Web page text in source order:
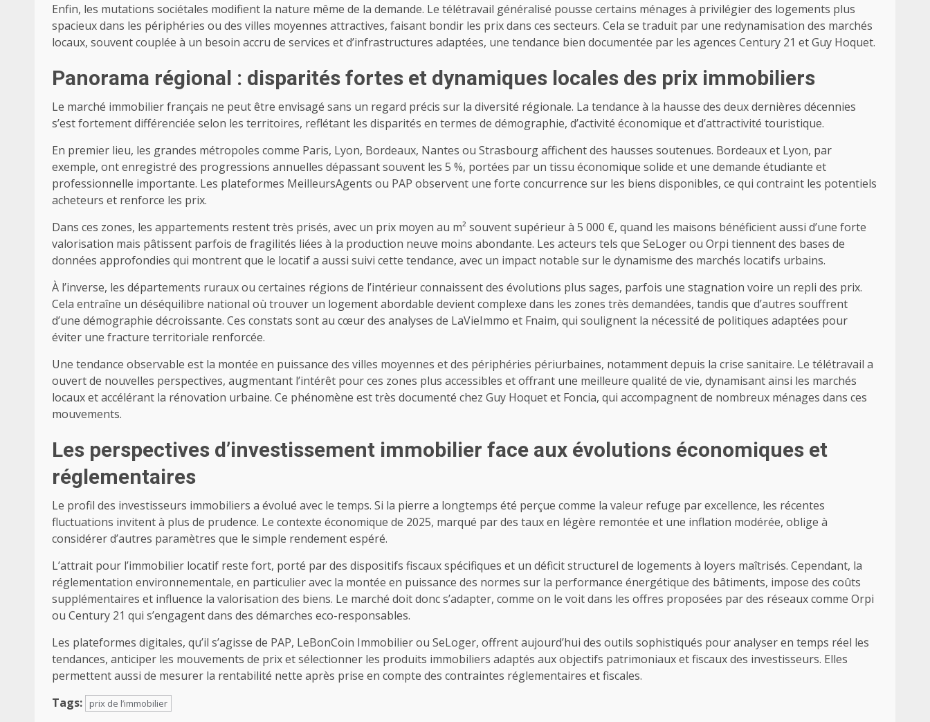
Enfin, les mutations sociétales modifient la nature même de la demande. Le télétravail généralisé pousse certains ménages à privilégier des logements plus
spacieux dans les périphéries ou des villes moyennes attractives, faisant bondir les prix dans ces secteurs. Cela se traduit par une redynamisation des marchés
locaux, souvent couplée à un besoin accru de services et d’infrastructures adaptées, une tendance bien documentée par les agences Century 21 et Guy Hoquet.
Panorama régional : disparités fortes et dynamiques locales des prix immobiliers
Le marché immobilier français ne peut être envisagé sans un regard précis sur la diversité régionale. La tendance à la hausse des deux dernières décennies
s’est fortement différenciée selon les territoires, reflétant les disparités en termes de démographie, d’activité économique et d’attractivité touristique.
En premier lieu, les grandes métropoles comme Paris, Lyon, Bordeaux, Nantes ou Strasbourg affichent des hausses soutenues. Bordeaux et Lyon, par
exemple, ont enregistré des progressions annuelles dépassant souvent les 5 %, portées par un tissu économique solide et une demande étudiante et
professionnelle importante. Les plateformes MeilleursAgents ou PAP observent une forte concurrence sur les biens disponibles, ce qui contraint les potentiels
acheteurs et renforce les prix.
Dans ces zones, les appartements restent très prisés, avec un prix moyen au m² souvent supérieur à 5 000 €, quand les maisons bénéficient aussi d’une forte
valorisation mais pâtissent parfois de fragilités liées à la production neuve moins abondante. Les acteurs tels que SeLoger ou Orpi tiennent des bases de
données approfondies qui montrent que le locatif a aussi suivi cette tendance, avec un impact notable sur le dynamisme des marchés locatifs urbains.
À l’inverse, les départements ruraux ou certaines régions de l’intérieur connaissent des évolutions plus sages, parfois une stagnation voire un repli des prix.
Cela entraîne un déséquilibre national où trouver un logement abordable devient complexe dans les zones très demandées, tandis que d’autres souffrent
d’une démographie décroissante. Ces constats sont au cœur des analyses de LaVieImmo et Fnaim, qui soulignent la nécessité de politiques adaptées pour
éviter une fracture territoriale renforcée.
Une tendance observable est la montée en puissance des villes moyennes et des périphéries périurbaines, notamment depuis la crise sanitaire. Le télétravail a
ouvert de nouvelles perspectives, augmentant l’intérêt pour ces zones plus accessibles et offrant une meilleure qualité de vie, dynamisant ainsi les marchés
locaux et accélérant la rénovation urbaine. Ce phénomène est très documenté chez Guy Hoquet et Foncia, qui accompagnent de nombreux ménages dans ces
mouvements.
Les perspectives d’investissement immobilier face aux évolutions économiques et
réglementaires
Le profil des investisseurs immobiliers a évolué avec le temps. Si la pierre a longtemps été perçue comme la valeur refuge par excellence, les récentes
fluctuations invitent à plus de prudence. Le contexte économique de 2025, marqué par des taux en légère remontée et une inflation modérée, oblige à
considérer d’autres paramètres que le simple rendement espéré.
L’attrait pour l’immobilier locatif reste fort, porté par des dispositifs fiscaux spécifiques et un déficit structurel de logements à loyers maîtrisés. Cependant, la
réglementation environnementale, en particulier avec la montée en puissance des normes sur la performance énergétique des bâtiments, impose des coûts
supplémentaires et influence la valorisation des biens. Le marché doit donc s’adapter, comme on le voit dans les offres proposées par des réseaux comme Orpi
ou Century 21 qui s’engagent dans des démarches eco-responsables.
Les plateformes digitales, qu’il s’agisse de PAP, LeBonCoin Immobilier ou SeLoger, offrent aujourd’hui des outils sophistiqués pour analyser en temps réel les
tendances, anticiper les mouvements de prix et sélectionner les produits immobiliers adaptés aux objectifs patrimoniaux et fiscaux des investisseurs. Elles
permettent aussi de mesurer la rentabilité nette après prise en compte des contraintes réglementaires et fiscales.
Tags:
prix de l’immobilier